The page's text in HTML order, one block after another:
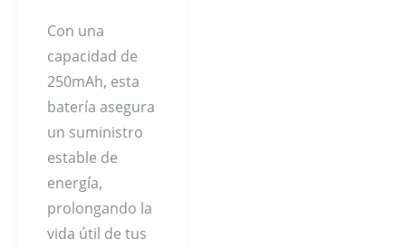
Con una
capacidad de
250mAh, esta
batería asegura
un suministro
estable de
energía,
prolongando la
vida útil de tus